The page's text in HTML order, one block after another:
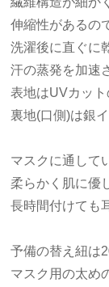
伸縮性があるの
洗濯後に直ぐに
汗の蒸発を加速
表地はUVカッ
裏地(口側)は銀
マスクに通して
柔らかく肌に優
長時間付けても
予備の替え紐は
マスク用の太め